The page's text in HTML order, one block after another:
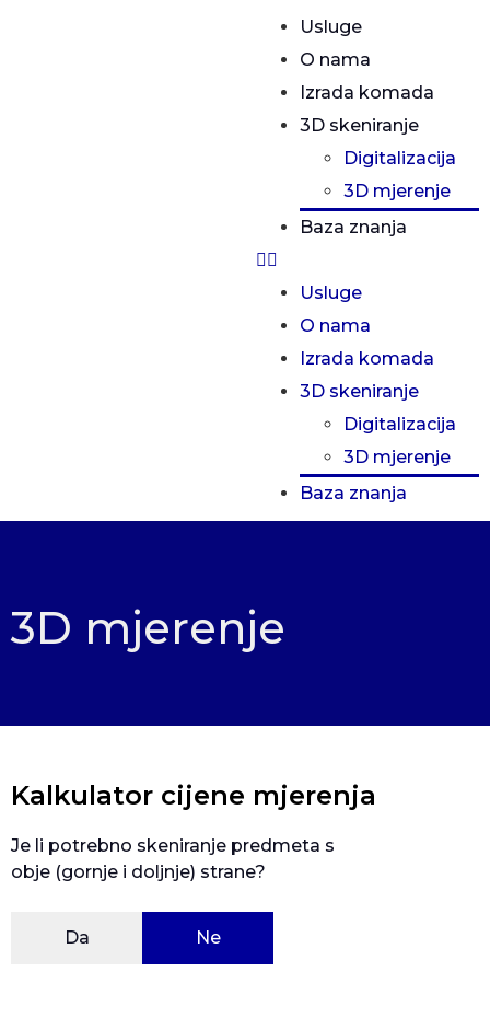
Usluge
O nama
Izrada komada
3D skeniranje
Digitalizacija
3D mjerenje
Baza znanja
Usluge
O nama
Izrada komada
3D skeniranje
Digitalizacija
3D mjerenje
Baza znanja
3D mjerenje
Kalkulator cijene mjerenja
Je li potrebno skeniranje predmeta s
obje (gornje i doljnje) strane?
Da Ne